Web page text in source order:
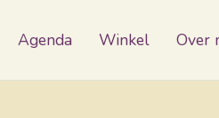
Agenda Winkel Over